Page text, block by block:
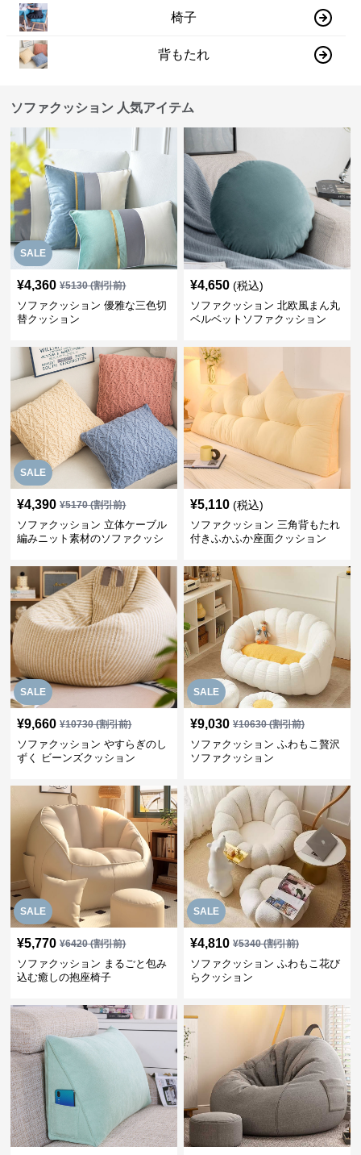
椅子
背もたれ
ソファクッション 人気アイテム
SALE
¥4,360 ¥5130(割引前)
ソファクッション 優雅な三色切
替クッション
¥4,650 (税込)
ソファクッション 北欧風まん丸
ベルベットソファクッション
SALE
¥4,390 ¥5170(割引前)
ソファクッション 立体ケーブル
編みニット素材のソファクッシ
¥5,110 (税込)
ソファクッション 三角背もたれ
付きふかふか座面クッション
SALE
¥9,660 ¥10730(割引前)
ソファクッション やすらぎのし
ずく ビーンズクッション
SALE
¥9,030 ¥10630(割引前)
ソファクッション ふわもこ贅沢
ソファクッション
SALE
¥5,770 ¥6420(割引前)
ソファクッション まるごと包み
込む癒しの抱座椅子
SALE
¥4,810 ¥5340(割引前)
ソファクッション ふわもこ花び
らクッション